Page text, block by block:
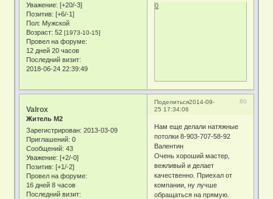
Уважение: [+20/-3]
Позитив: [+6/-1]
Пол: Мужской
Возраст: 52[1973-10-15]
Провел на форуме:
12 дней 20 часов
Последний визит:
2018-06-24 22:39:49
0
Поделиться 80
2014-09-
25 17:34:06
Valrox
Житель М2
Зарегистрирован: 2013-03-09
Приглашений: 0
Сообщений: 43
Уважение: [+2/-0]
Позитив: [+1/-2]
Провел на форуме:
16 дней 8 часов
Последний визит:
Нам еще делали натяжные
потолки 8-903-707-58-92
Валентин
Очень хороший мастер,
вежливый и делает
качественно. Приехал от
компании, ну лучше
обращаться на прямую.